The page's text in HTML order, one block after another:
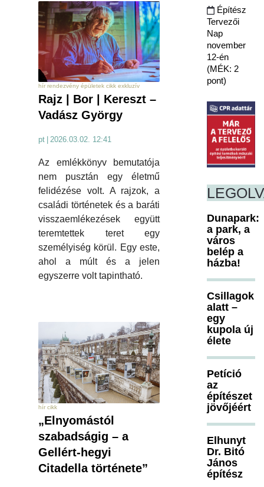
hír rendezvény épületek cikk exkluzív
Rajz | Bor | Kereszt –
Vadász György
pt 2026.03.02. 12:41
Az emlékkönyv bemutatója
nem pusztán egy életmű
felidézése volt. A rajzok, a
családi történetek és a baráti
visszaemlékezések együtt
teremtettek teret egy
személyiség körül. Egy este,
ahol a múlt és a jelen
egyszerre volt tapintható.
hír cikk
„Elnyomástól
szabadságig – a
Gellért-hegyi
Citadella története”
Építész
Tervezői
Nap
november
12-én
(MÉK: 2
pont)
Dunapark:
a park, a
város
belép a
házba!
Csillagok
alatt –
egy
kupola új
élete
Petíció
az
építészet
jövőjéért
Elhunyt
Dr. Bitó
János
építész